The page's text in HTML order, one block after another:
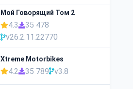
Мой Говорящий Том 2
4.3
35 478
v26.2.11.22770
Xtreme Motorbikes
4.2 35 789 v3.8